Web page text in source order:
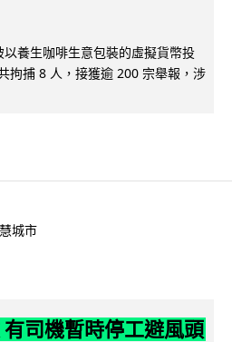
養生咖啡生意包裝的虛擬貨幣投
拘捕 8 人，接獲逾 200 宗舉報，涉
城市
司機暫時停工避風頭